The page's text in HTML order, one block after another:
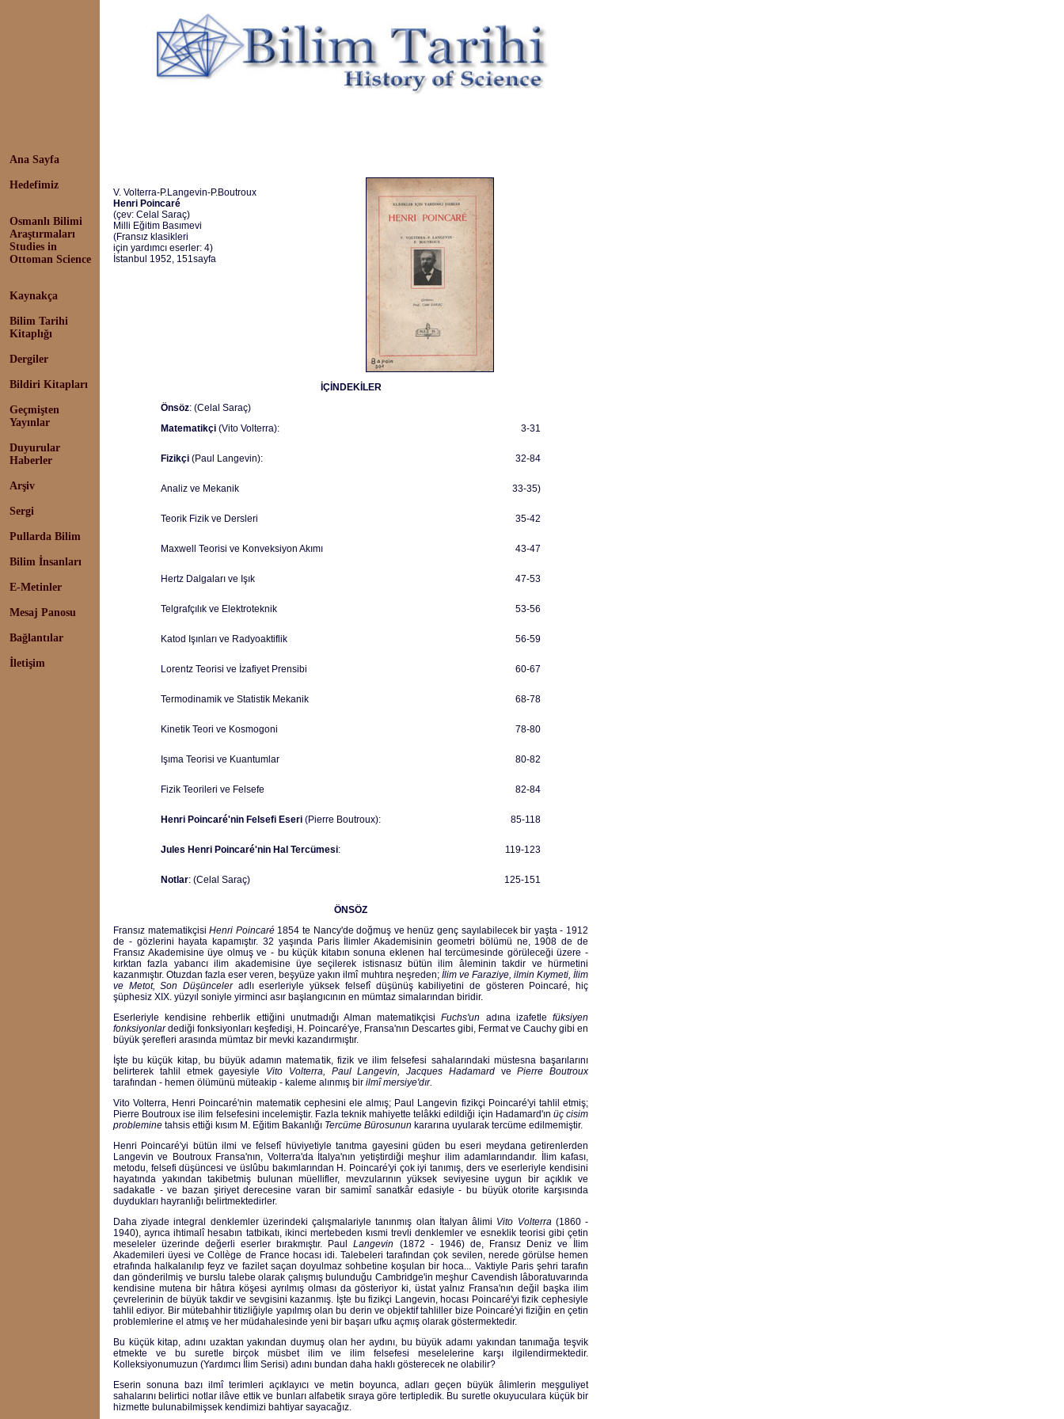
Ana Sayfa
Hedefimiz
Osmanlı Bilimi
Araştırmaları
Studies in
Ottoman Science
Kaynakça
Bilim Tarihi
Kitaplığı
Dergiler
Bildiri Kitapları
Geçmişten
Yayınlar
Duyurular
Haberler
Arşiv
Sergi
Pullarda Bilim
Bilim İnsanları
E-Metinler
Mesaj Panosu
Bağlantılar
İletişim
V. Volterra-P.Langevin-P.Boutroux
Henri Poincaré
(çev: Celal Saraç)
Milli Eğitim Basımevi
(Fransız klasikleri
için yardımcı eserler: 4)
İstanbul 1952, 151sayfa
İÇİNDEKİLER
Önsöz: (Celal Saraç)
Matematikçi (Vito Volterra): 3-31
Fizikçi (Paul Langevin): 32-84
Analiz ve Mekanik 33-35)
Teorik Fizik ve Dersleri 35-42
Maxwell Teorisi ve Konveksiyon Akımı 43-47
Hertz Dalgaları ve Işık 47-53
Telgrafçılık ve Elektroteknik 53-56
Katod Işınları ve Radyoaktiflik 56-59
Lorentz Teorisi ve İzafiyet Prensibi 60-67
Termodinamik ve Statistik Mekanik 68-78
Kinetik Teori ve Kosmogoni 78-80
Işıma Teorisi ve Kuantumlar 80-82
Fizik Teorileri ve Felsefe 82-84
Henri Poincaré'nin Felsefi Eseri (Pierre Boutroux): 85-118
Jules Henri Poincaré'nin Hal Tercümesi: 119-123
Notlar: (Celal Saraç) 125-151
ÖNSÖZ
Fransız matematikçisiHenri Poincaré 1854 te Nancy'de doğmuş ve henüz genç sayılabilecek bir yaşta - 1912
de - gözlerini hayata kapamıştır. 32 yaşında Paris İlimler Akademisinin geometri bölümü ne, 1908 de de
Fransız Akademisine üye olmuş ve - bu küçük kitabın sonuna eklenen hal tercümesinde görüleceği üzere -
kırktan fazla yabancı ilim akademisine üye seçilerek istisnasız bütün ilim âleminin takdir ve hürmetini
kazanmıştır. Otuzdan fazla eser veren, beşyüze yakın ilmî muhtıra neşreden; İlim ve Faraziye, ilmin Kıymeti,İlim
ve Metot, Son Düşünceler adlı eserleriyle yüksek felsefî düşünüş kabiliyetini de gösteren Poincaré, hiç
şüphesiz XIX. yüzyıl soniyle yirminci asır başlangıcının en mümtaz simalarından biridir.
Eserleriyle kendisine rehberlik ettiğini unutmadığı Alman matematikçisiFuchs'un adına izafetlefüksiyen
fonksiyonlardediği fonksiyonları keşfedişi, H. Poincaré'ye, Fransa'nın Descartes gibi, Fermat ve Cauchy gibi en
büyük şerefleri arasında mümtaz bir mevki kazandırmıştır.
İşte bu küçük kitap, bu büyük adamın matematik, fizik ve ilim felsefesi sahalarındaki müstesna başarılarını
belirterek tahlil etmek gayesiyle Vito Volterra, Paul Langevin, Jacques Hadamard vePierre Boutroux
tarafından - hemen ölümünü müteakip - kaleme alınmış bir ilmî mersiye'dır.
Vito Volterra, Henri Poincaré'nin matematik cephesini ele almış; Paul Langevin fizikçi Poincaré'yi tahlil etmiş;
Pierre Boutroux ise ilim felsefesini incelemiştir. Fazla teknik mahiyette telâkki edildiği için Hadamard'ın üç cisim
problemine tahsis ettiği kısım M. Eğitim Bakanlığı Tercüme Bürosunun kararına uyularak tercüme edilmemiştir.
Henri Poincaré'yi bütün ilmi ve felsefî hüviyetiyle tanıtma gayesini güden bu eseri meydana getirenlerden
Langevin ve Boutroux Fransa'nın, Volterra'da İtalya'nın yetiştirdiği meşhur ilim adamlarındandır. İlim kafası,
metodu, felsefi düşüncesi ve üslûbu bakımlarından H. Poincaré'yi çok iyi tanımış, ders ve eserleriyle kendisini
hayatında yakından takibetmiş bulunan müellifler, mevzularının yüksek seviyesine uygun bir açıklık ve
sadakatle - ve bazan şiriyet derecesine varan bir samimî sanatkâr edasiyle - bu büyük otorite karşısında
duydukları hayranlığı belirtmektedirler.
Daha ziyade integral denklemler üzerindeki çalışmalariyle tanınmış olan İtalyan âlimi Vito Volterra (1860 -
1940), ayrıca ihtimalî hesabın tatbikatı, ikinci mertebeden kısmi trevli denklemler ve esneklik teorisi gibi çetin
meseleler üzerinde değerli eserler bırakmıştır. PaulLangevin (1872 - 1946) de, Fransız Deniz ve İlim
Akademileri üyesi ve Collège de France hocası idi. Talebeleri tarafından çok sevilen, nerede görülse hemen
etrafında halkalanılıp feyz ve fazilet saçan doyulmaz sohbetine koşulan bir hoca... Vaktiyle Paris şehri tarafın
dan gönderilmiş ve burslu talebe olarak çalışmış bulunduğu Cambridge'in meşhur Cavendish lâboratuvarında
kendisine mutena bir hâtıra köşesi ayrılmış olması da gösteriyor ki, üstat yalnız Fransa'nın değil başka ilim
çevrelerinin de büyük takdir ve sevgisini kazanmış. İşte bu fizikçi Langevin, hocası Poincaré'yi fizik cephesiyle
tahlil ediyor. Bir mütebahhir titizliğiyle yapılmış olan bu derin ve objektif tahliller bize Poincaré'yi fiziğin en çetin
problemlerine el atmış ve her müdahalesinde yeni bir başarı ufku açmış olarak göstermektedir.
Bu küçük kitap, adını uzaktan yakından duymuş olan her aydını, bu büyük adamı yakından tanımağa teşvik
etmekte ve bu suretle birçok müsbet ilim ve ilim felsefesi meselelerine karşı ilgilendirmektedir.
Kolleksiyonumuzun (Yardımcı İlim Serisi) adını bundan daha haklı gösterecek ne olabilir?
Eserin sonuna bazı ilmî terimleri açıklayıcı ve metin boyunca, adları geçen büyük âlimlerin meşguliyet
sahalarını belirtici notlar ilâve ettik ve bunları alfabetik sıraya göre tertipledik. Bu suretle okuyuculara küçük bir
hizmette bulunabilmişsek kendimizi bahtiyar sayacağız.